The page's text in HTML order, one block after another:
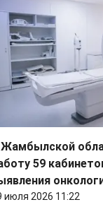
59
июля 2026 11:22